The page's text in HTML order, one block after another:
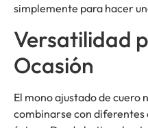
simplemente para hacer
Versatilidad
Ocasión
El mono ajustado de cuero
combinarse con diferentes